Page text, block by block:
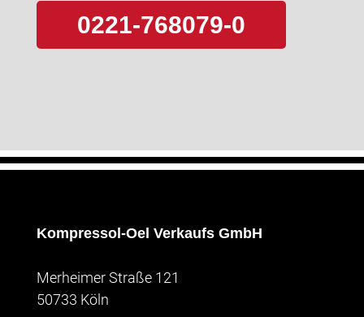
0221-768079-0
Kompressol-Oel Verkaufs GmbH
Merheimer Straße 121
50733 Köln